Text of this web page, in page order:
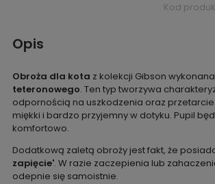
Kod
Opis
Obroża dla kota z kolekcji Gibson
teteronowego. Ten typ tworzywa
odpornością na uszkodzenia oraz
miękki i bardzo przyjemny w dotyku. Pupil
komfortowo.
Dodatkową zaletą obroży jest fakt, że
zapięcie'. W razie zaczepienia lub
odepnie się samoistnie.